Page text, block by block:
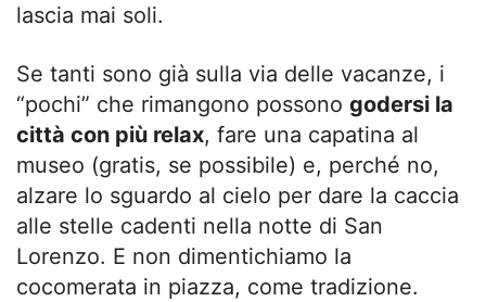
lascia mai soli.
Se tanti sono già sulla via delle vacanze, i
“pochi” che rimangono possono godersi la
città con più relax, fare una capatina al
museo (gratis, se possibile) e, perché no,
alzare lo sguardo al cielo per dare la caccia
alle stelle cadenti nella notte di San
Lorenzo. E non dimentichiamo la
cocomerata in piazza, come tradizione.